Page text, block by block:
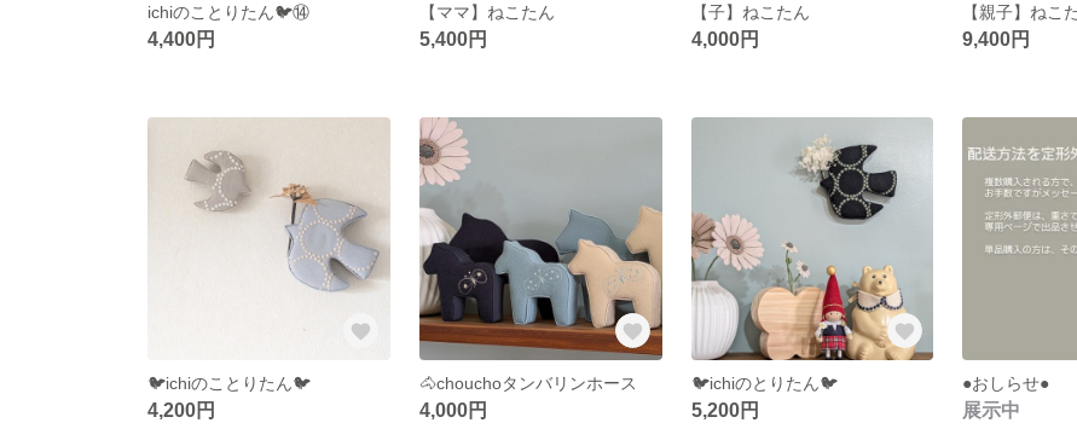
ichiのことりたん🐦️⑭
4,400円
【ママ】ねこたん
5,400円
【子】ねこたん
4,000円
【親子】ねこ
9,400円
🐦️ichiのことりたん🐦️
4,200円
🐴chouchoタンバリンホース
4,000円
🐦️ichiのとりたん🐦️
5,200円
●おしらせ●
展示中